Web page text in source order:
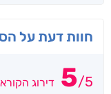
חוות דעת על
5/5 דירוג